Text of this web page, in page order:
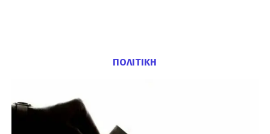
ΠΟΛΙΤΙΚΗ